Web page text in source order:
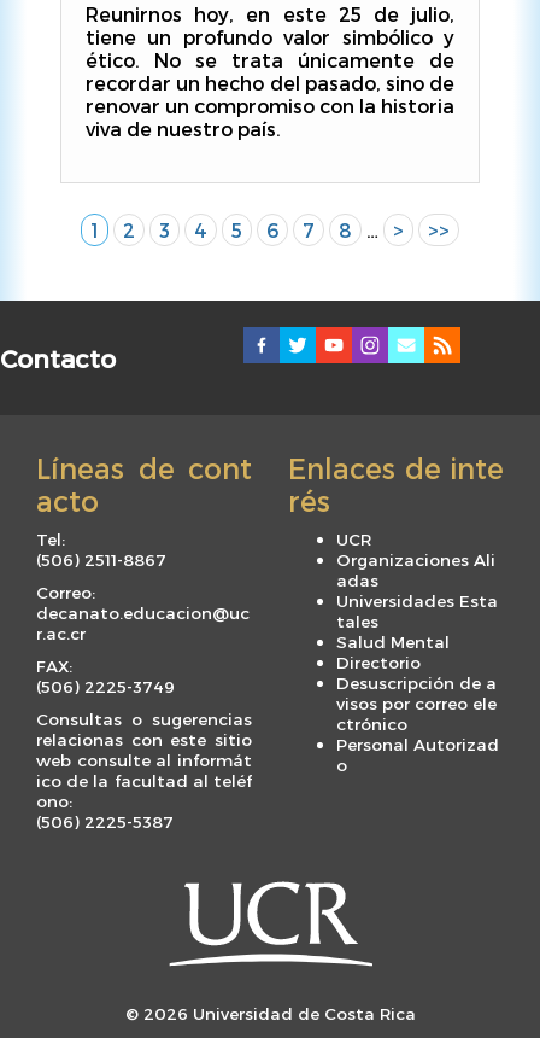
Reunirnos hoy, en este 25 de julio,
tiene un profundo valor simbólico y
ético. No se trata únicamente de
recordar un hecho del pasado, sino de
renovar un compromiso con la historia
viva de nuestro país.
Paginación
Página
actual
1 Página
2 Página
3 Página
4 Página
5 Página
6 Página
7 Página
8 …
Siguiente
página
>
Última
página
>>
Contacto
Líneas de cont
acto
Tel:
(506) 2511-8867
Correo:
decanato.educacion@uc
r.ac.cr
FAX:
(506) 2225-3749
Consultas o sugerencias
relacionas con este sitio
web consulte al informát
ico de la facultad al teléf
ono:
(506) 2225-5387
Enlaces de inte
rés
UCR
Organizaciones Ali
adas
Universidades Esta
tales
Salud Mental
Directorio
Desuscripción de a
visos por correo ele
ctrónico
Personal Autorizad
o
© 2026 Universidad de Costa Rica